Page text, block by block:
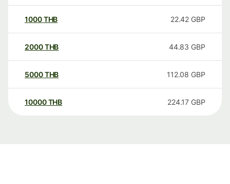
1000THB 22.42 GBP
2000THB 44.83 GBP
5000THB 112.08 GBP
10000 THB 224.17 GBP